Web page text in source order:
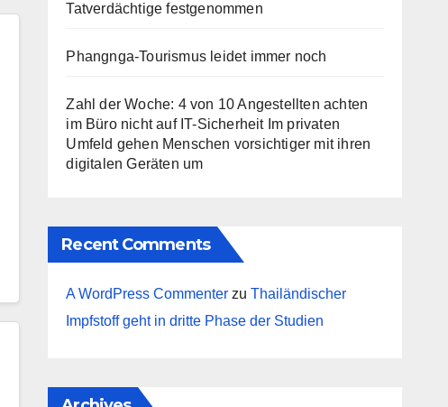
Tatverdächtige festgenommen
Phangnga-Tourismus leidet immer noch
Zahl der Woche: 4 von 10 Angestellten achten
im Büro nicht auf IT-Sicherheit Im privaten
Umfeld gehen Menschen vorsichtiger mit ihren
digitalen Geräten um
Recent Comments
A WordPress Commenter zuThailändischer
Impfstoff geht in dritte Phase der Studien